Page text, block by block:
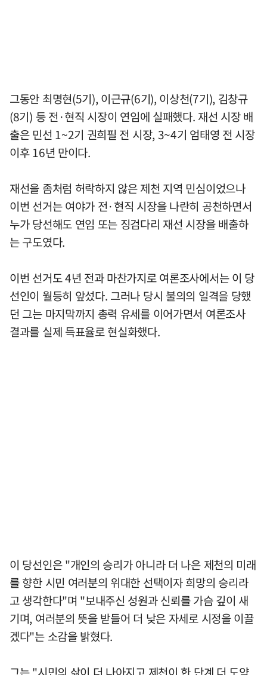
그동안 최명현(5기), 이근규(6기), 이상천(7기), 김창규
(8기) 등 전·현직 시장이 연임에 실패했다. 재선 시장 배
출은 민선 1~2기 권희필 전 시장, 3~4기 엄태영 전 시장
이후 16년 만이다.
재선을 좀처럼 허락하지 않은 제천 지역 민심이었으나
이번 선거는 여야가 전·현직 시장을 나란히 공천하면서
누가 당선해도 연임 또는 징검다리 재선 시장을 배출하
는 구도였다.
이번 선거도 4년 전과 마찬가지로 여론조사에서는 이 당
선인이 월등히 앞섰다. 그러나 당시 불의의 일격을 당했
던 그는 마지막까지 총력 유세를 이어가면서 여론조사
결과를 실제 득표율로 현실화했다.
이 당선인은 "개인의 승리가 아니라 더 나은 제천의 미래
를 향한 시민 여러분의 위대한 선택이자 희망의 승리라
고 생각한다"며 "보내주신 성원과 신뢰를 가슴 깊이 새
기며, 여러분의 뜻을 받들어 더 낮은 자세로 시정을 이끌
겠다"는 소감을 밝혔다.